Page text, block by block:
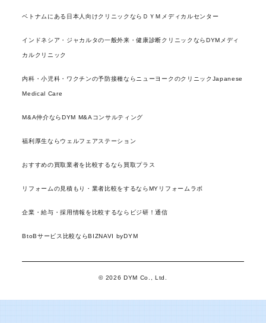
ベトナムにある日本人向けクリニックならＤＹＭメディカルセンター
インドネシア・ジャカルタの一般外来・健康診断クリニックならDYMメディ
カルクリニック
内科・小児科・ワクチンの予防接種ならニューヨークのクリニックJapanese
Medical Care
M&A仲介ならDYM M&Aコンサルティング
福利厚生ならウェルフェアステーション
おすすめの買取業者を比較するなら買取プラス
リフォームの見積もり・業者比較をするならMYリフォームラボ
企業・給与・採用情報を比較するならビジ研！通信
BtoBサービス比較ならBIZNAVI byDYM
© 2026 DYM Co., Ltd.